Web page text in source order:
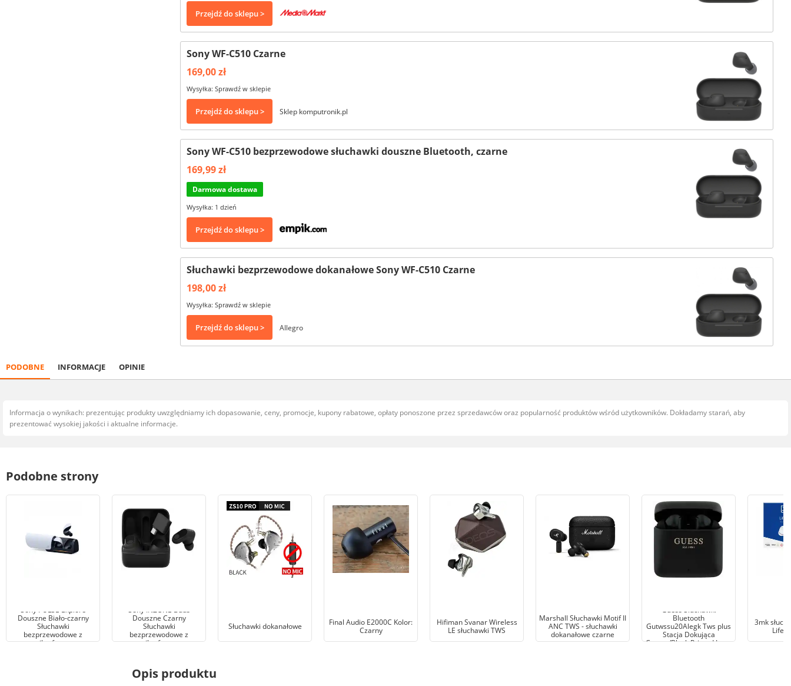
Przejdź do sklepu >
Sony WF-C510 Czarne
169,00 zł
Wysyłka: Sprawdź w sklepie
Przejdź do sklepu > Sklep komputronik.pl
Sony WF-C510 bezprzewodowe słuchawki douszne Bluetooth, czarne
169,99 zł
Darmowa dostawa
Wysyłka: 1 dzień
Przejdź do sklepu >
Słuchawki bezprzewodowe dokanałowe Sony WF-C510 Czarne
198,00 zł
Wysyłka: Sprawdź w sklepie
Przejdź do sklepu > Allegro
PODOBNE INFORMACJE OPINIE
Informacja o wynikach: prezentując produkty uwzględniamy ich dopasowanie, ceny, promocje, kupony rabatowe, opłaty ponoszone przez sprzedawców oraz popularność produktów wśród użytkowników. Dokładamy starań, aby
prezentować wysokiej jakości i aktualne informacje.
Podobne strony
Sony PULSE Explore
Douszne Biało-czarny
Słuchawki
bezprzewodowe z
mikrofonem
Sony INZONE Buds
Douszne Czarny
Słuchawki
bezprzewodowe z
mikrofonem
Słuchawki dokanałowe
Final Audio E2000C Kolor:
Czarny
Hifiman Svanar Wireless
LE słuchawki TWS
Marshall Słuchawki Motif II
ANC TWS - słuchawki
dokanałowe czarne
Guess Słuchawki
Bluetooth
Gutwssu20Alegk Tws plus
Stacja Dokująca
Czarny/Black Printed Logo
3mk
Opis produktu